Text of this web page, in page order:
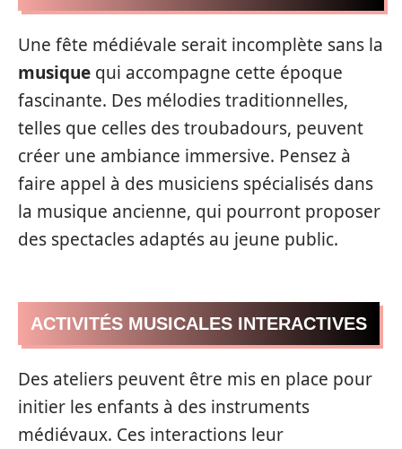
Une fête médiévale serait incomplète sans la
musique qui accompagne cette époque
fascinante. Des mélodies traditionnelles,
telles que celles des troubadours, peuvent
créer une ambiance immersive. Pensez à
faire appel à des musiciens spécialisés dans
la musique ancienne, qui pourront proposer
des spectacles adaptés au jeune public.
ACTIVITÉS MUSICALES INTERACTIVES
Des ateliers peuvent être mis en place pour
initier les enfants à des instruments
médiévaux. Ces interactions leur